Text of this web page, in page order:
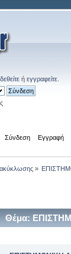
ή εγγραφείτε
Σύνδεση Εγγραφή
»
Θέμα: